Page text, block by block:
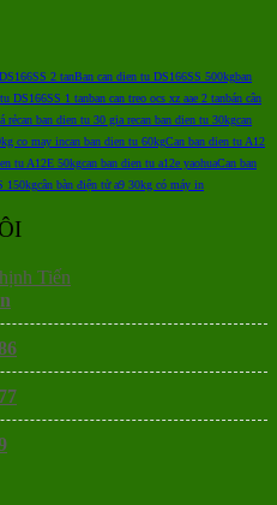
2 tanBan can dien tu DS166SS 500kgban
DS166SS 1 tanban can treo ocs xz aae 2 tanbán cân
rẻcan ban dien tu 30 gia recan ban dien tu 30kgcan
co may incan ban dien tu 60kgCan ban dien tu A12
tu A12E 50kgcan ban dien tu a12e yaohuaCan ban
150kgcân bàn điện tử a9 30kg có máy in
Tiến